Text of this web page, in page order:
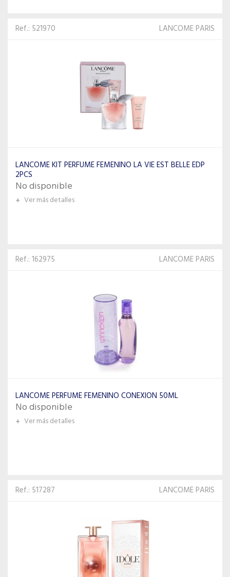
Ref.: 521970 LANCOME PARIS
LANCOME KIT PERFUME FEMENINO LA VIE EST BELLE EDP
2PCS
No disponible
+ Ver más detalles
Ref.: 162975 LANCOME PARIS
LANCOME PERFUME FEMENINO CONEXION 50ML
No disponible
+ Ver más detalles
Ref.: 517287 LANCOME PARIS